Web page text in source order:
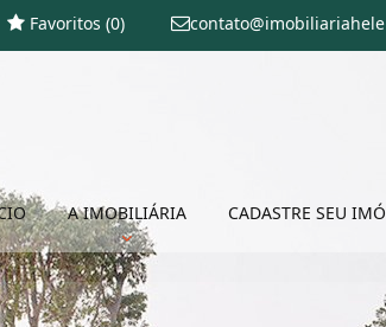
Favoritos (0)
A IMOBILIÁRIA CADASTRE SEU